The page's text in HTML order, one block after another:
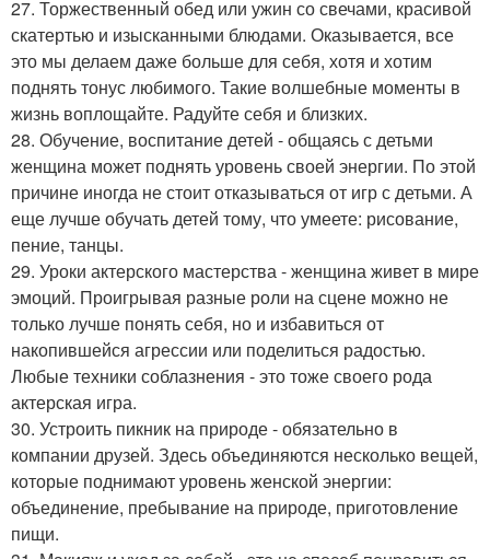
27. Торжественный обед или ужин со свечами, красивой
скатертью и изысканными блюдами. Оказывается, все
это мы делаем даже больше для себя, хотя и хотим
поднять тонус любимого. Такие волшебные моменты в
жизнь воплощайте. Радуйте себя и близких.
28. Обучение, воспитание детей - общаясь с детьми
женщина может поднять уровень своей энергии. По этой
причине иногда не стоит отказываться от игр с детьми. А
еще лучше обучать детей тому, что умеете: рисование,
пение, танцы.
29. Уроки актерского мастерства - женщина живет в мире
эмоций. Проигрывая разные роли на сцене можно не
только лучше понять себя, но и избавиться от
накопившейся агрессии или поделиться радостью.
Любые техники соблазнения - это тоже своего рода
актерская игра.
30. Устроить пикник на природе - обязательно в
компании друзей. Здесь объединяются несколько вещей,
которые поднимают уровень женской энергии:
объединение, пребывание на природе, приготовление
пищи.